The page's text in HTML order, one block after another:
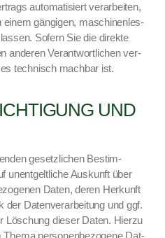
automa­tisiert ver­ar­beit­en,
einem gängi­gen, maschi­nen­les­
Sofern Sie die direk­te
anderen Ver­ant­wortlichen ver­
tech­nisch mach­bar ist.
UND
geset­zlichen Bes­tim­
unent­geltliche Auskun­ft über
Dat­en, deren Herkun­ft
der Daten­ver­ar­beitung und ggf.
Löschung dieser Dat­en. Hierzu
The­ma per­so­n­en­be­zo­gene Dat­